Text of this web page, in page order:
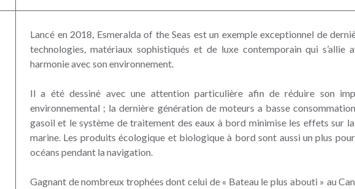
Lancé en 2018, Esmeralda of the Seas est un exemple exceptionnel de
technologies, matériaux sophistiqués et de luxe contemporain qui s’allie
harmonie avec son environnement.
Il a été dessiné avec une attention particulière afin de réduire son
environnemental ; la dernière génération de moteurs a basse
gasoil et le système de traitement des eaux à bord minimise les effets sur
marine. Les produits écologique et biologique à bord sont aussi un plus
océans pendant la navigation.
Gagnant de nombreux trophées dont celui de « Bateau le plus abouti » au